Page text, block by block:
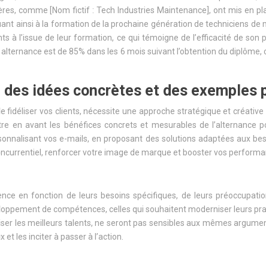
comme [Nom fictif : Tech Industries Maintenance], ont mis en
ainsi à la formation de la prochaine génération de techniciens de
à l’issue de leur formation, ce qui témoigne de l’efficacité de
est de 85% dans les 6 mois suivant l’obtention du diplôme,
des idées concrètes et des exemples
vos clients, nécessite une approche stratégique et créative
avant les bénéfices concrets et mesurables de l’alternance
vos e-mails, en proposant des solutions adaptées aux
renforcer votre image de marque et booster vos
en fonction de leurs besoins spécifiques, de leurs
de compétences, celles qui souhaitent moderniser leurs
les meilleurs talents, ne seront pas sensibles aux mêmes
les inciter à passer à l’action.